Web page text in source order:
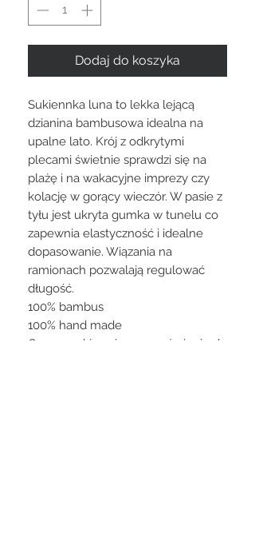
Dodaj do koszyka
Sukiennka luna to lekka lejącą
dzianina bambusowa idealna na
upalne lato. Krój z odkrytymi
plecami świetnie sprawdzi się na
plażę i na wakacyjne imprezy czy
kolację w gorący wieczór. W pasie z
tyłu jest ukryta gumka w tunelu co
zapewnia elastyczność i idealne
dopasowanie. Wiązania na
ramionach pozwalają regulować
długość.
100% bambus
100% hand made
Czas oczekiwania na zamówienie do